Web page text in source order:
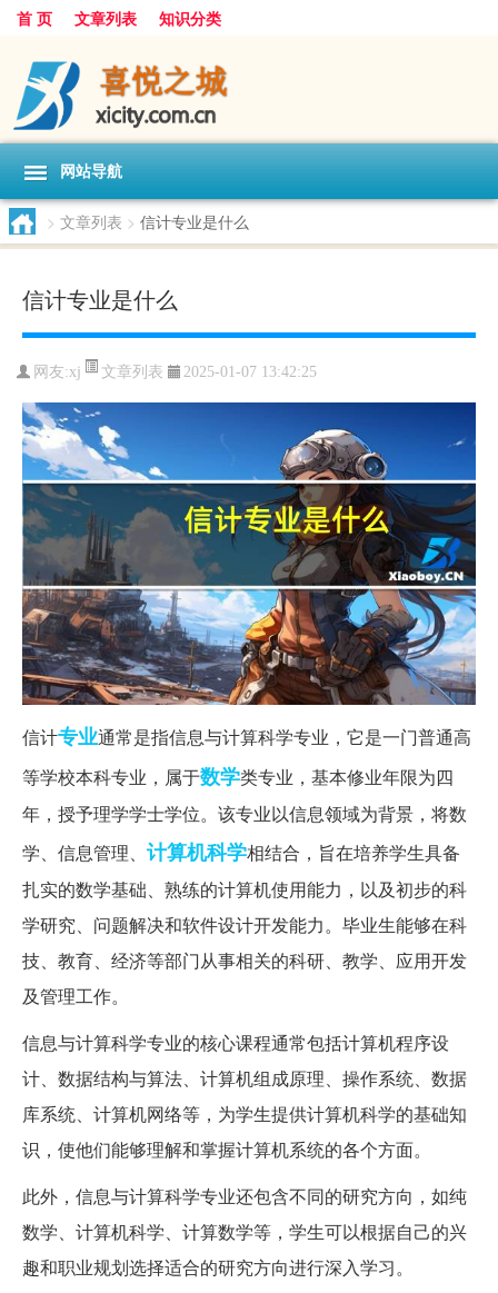
首 页 文章列表 知识分类
网站导航
> 文章列表 > 信计专业是什么
信计专业是什么
网友:xj 文章列表 2025-01-07 13:42:25
信计专业通常是指信息与计算科学专业，它是一门普通高
等学校本科专业，属于数学类专业，基本修业年限为四
年，授予理学学士学位。该专业以信息领域为背景，将数
学、信息管理、 计算机科学相结合，旨在培养学生具备
扎实的数学基础、熟练的计算机使用能力，以及初步的科
学研究、问题解决和软件设计开发能力。毕业生能够在科
技、教育、经济等部门从事相关的科研、教学、应用开发
及管理工作。
信息与计算科学专业的核心课程通常包括计算机程序设
计、数据结构与算法、计算机组成原理、操作系统、数据
库系统、计算机网络等，为学生提供计算机科学的基础知
识，使他们能够理解和掌握计算机系统的各个方面。
此外，信息与计算科学专业还包含不同的研究方向，如纯
数学、计算机科学、计算数学等，学生可以根据自己的兴
趣和职业规划选择适合的研究方向进行深入学习。